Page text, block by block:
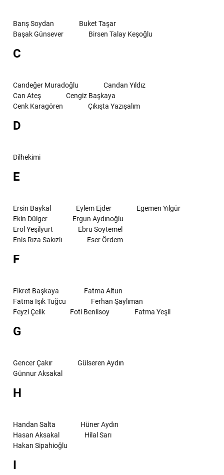
Barış Soydan
Buket Taşar
Başak Günsever
Birsen Talay Keşoğlu
C
Candeğer Muradoğlu
Candan Yıldız
Can Ateş
Cengiz Başkaya
Cenk Karagören
Çıkışta Yazışalım
D
Dilhekimi
E
Ersin Baykal Eylem Ejder
Egemen Yılgür
Ekin Dülger
Ergun Aydınoğlu
Erol Yeşilyurt
Ebru Soytemel
Enis Rıza Sakızlı
Eser Ördem
F
Fikret Başkaya
Fatma Altun
Fatma Işık Tuğcu
Ferhan Şaylıman
Feyzi Çelik
Foti Benlisoy Fatma Yeşil
G
Gencer Çakır
Gülseren Aydın
Günnur Aksakal
H
Handan Salta
Hüner Aydın
Hasan Aksakal
Hilal Sarı
Hakan Sipahioğlu
I